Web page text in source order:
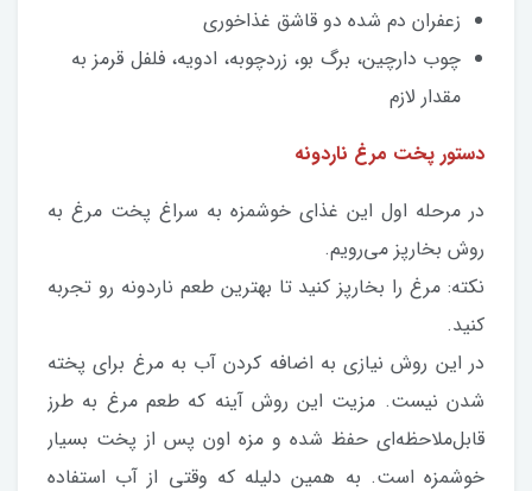
زعفران دم شده دو قاشق غذاخوری
چوب دارچین، برگ بو، زردچوبه، ادویه، فلفل قرمز به
مقدار لازم
دستور پخت مرغ ناردونه
در مرحله اول این غذای خوشمزه به سراغ پخت مرغ به
روش بخارپز می‌رویم.
نکته: مرغ را بخارپز کنید تا بهترین طعم ناردونه رو تجربه
کنید.
در این روش نیازی به اضافه کردن آب به مرغ برای پخته
شدن نیست. مزیت این روش آینه که طعم مرغ به طرز
قابل‌ملاحظه‌ای حفظ شده و مزه اون پس از پخت بسیار
خوشمزه است. به همین دلیله که وقتی از آب استفاده